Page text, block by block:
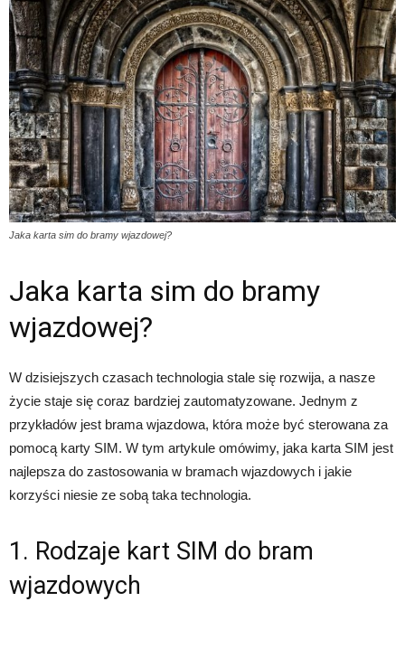
Jaka karta sim do bramy wjazdowej?
Jaka karta sim do bramy
wjazdowej?
W dzisiejszych czasach technologia stale się rozwija, a nasze
życie staje się coraz bardziej zautomatyzowane. Jednym z
przykładów jest brama wjazdowa, która może być sterowana za
pomocą karty SIM. W tym artykule omówimy, jaka karta SIM jest
najlepsza do zastosowania w bramach wjazdowych i jakie
korzyści niesie ze sobą taka technologia.
1. Rodzaje kart SIM do bram
wjazdowych